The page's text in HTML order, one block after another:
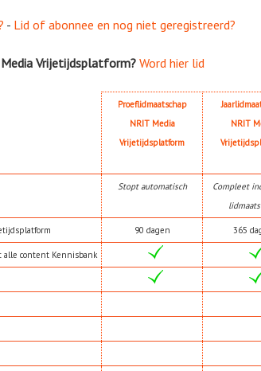
- Lid of abonnee en nog niet geregistreerd?
Vrijetijdsplatform?Word hier lid
Proeflidmaatschap
NRIT Media
Vrijetijdsplatform
NRIT
Stopt automatisch
Compleet
90 dagen 365
alle content Kennisbank